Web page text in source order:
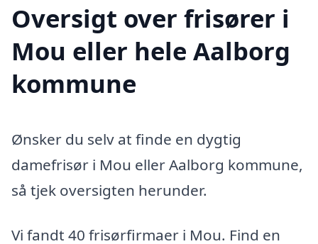
Oversigt over frisører i
Mou eller hele Aalborg
kommune
Ønsker du selv at finde en dygtig
damefrisør i Mou eller Aalborg kommune,
så tjek oversigten herunder.
Vi fandt 40 frisørfirmaer i Mou. Find en